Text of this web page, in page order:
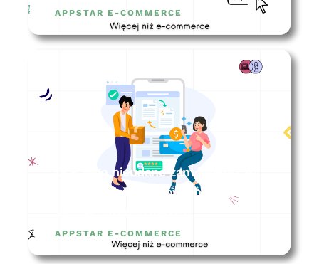
APPSTAR E-COMMERCE
Dlaczego nieudane zamówienia to
najważniejsze zamówienia w
APPSTAR E-COMMERCE